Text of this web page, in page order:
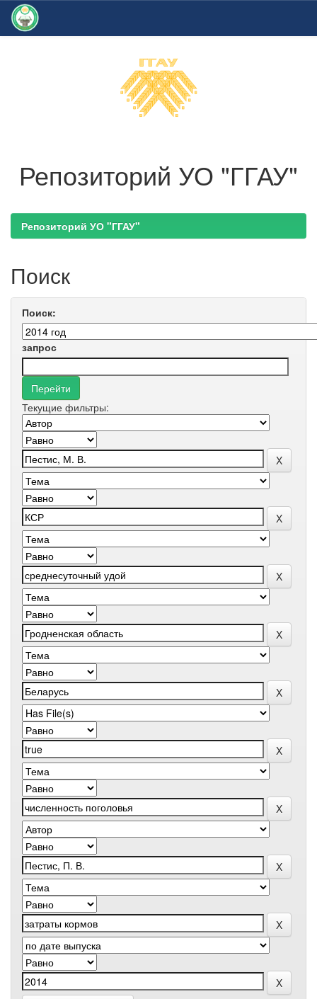
Репозиторий УО "ГГАУ"
Репозиторий УО "ГГАУ"
Поиск
Поиск:
запрос
Текущие фильтры: